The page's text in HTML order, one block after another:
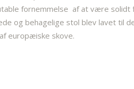
fornemmelse af at være solidt
og behagelige stol blev lavet
europæiske skove.